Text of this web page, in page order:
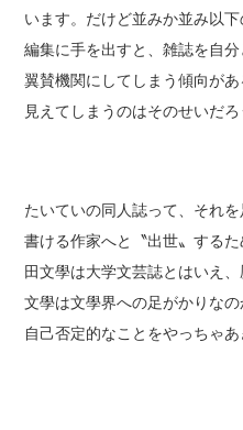
います。だけど並みか並み以
編集に手を出すと、雑誌を自
翼賛機関にしてしまう傾向が
見えてしまうのはそのせいだろ
たいていの同人誌って、それ
書ける作家へと〝出世〟する
田文學は大学文芸誌とはいえ
文學は文學界への足がかりな
自己否定的なことをやっちゃあ